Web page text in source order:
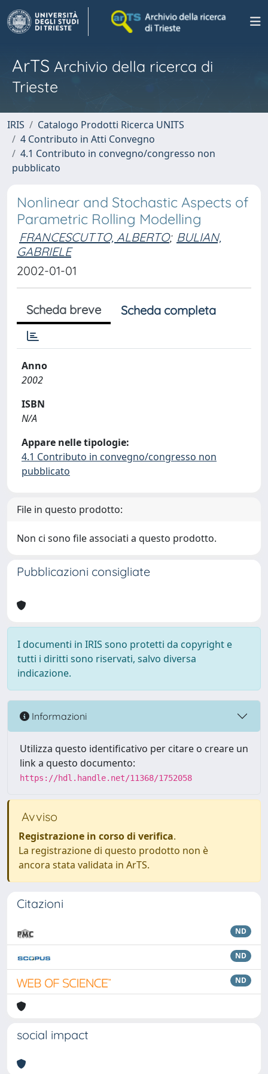
ArTS Archivio della ricerca di
Trieste
IRIS
Catalogo Prodotti Ricerca UNITS
4 Contributo in Atti Convegno
4.1 Contributo in convegno/congresso non
pubblicato
Nonlinear and Stochastic Aspects of
Parametric Rolling Modelling
FRANCESCUTTO, ALBERTO; BULIAN,
GABRIELE
2002-01-01
Scheda breve Scheda completa
Anno
2002
ISBN
N/A
Appare nelle tipologie:
4.1 Contributo in convegno/congresso non
pubblicato
File in questo prodotto:
Non ci sono file associati a questo prodotto.
Pubblicazioni consigliate
I documenti in IRIS sono protetti da copyright e
tutti i diritti sono riservati, salvo diversa
indicazione.
Informazioni
Utilizza questo identificativo per citare o creare un
link a questo documento:
https://hdl.handle.net/11368/1752058
Avviso
Registrazione in corso di verifica.
La registrazione di questo prodotto non è
ancora stata validata in ArTS.
Citazioni
ND
ND
ND
social impact